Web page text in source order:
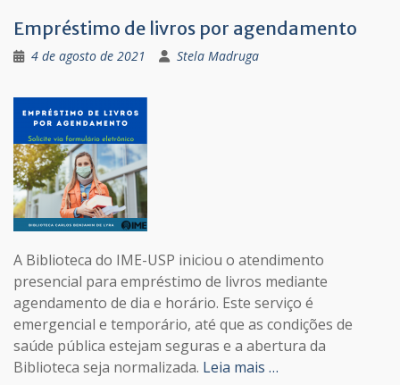
Empréstimo de livros por agendamento
4 de agosto de 2021 Stela Madruga
A Biblioteca do IME-USP iniciou o atendimento
presencial para empréstimo de livros mediante
agendamento de dia e horário. Este serviço é
emergencial e temporário, até que as condições de
saúde pública estejam seguras e a abertura da
Biblioteca seja normalizada. Leia mais …